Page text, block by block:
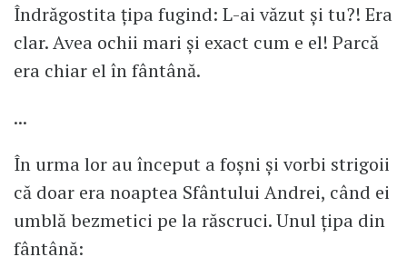
Îndrăgostita țipa fugind: L-ai văzut și tu?! Era
clar. Avea ochii mari și exact cum e el! Parcă
era chiar el în fântână.
...
În urma lor au început a foșni și vorbi strigoii
că doar era noaptea Sfântului Andrei, când ei
umblă bezmetici pe la răscruci. Unul țipa din
fântână: